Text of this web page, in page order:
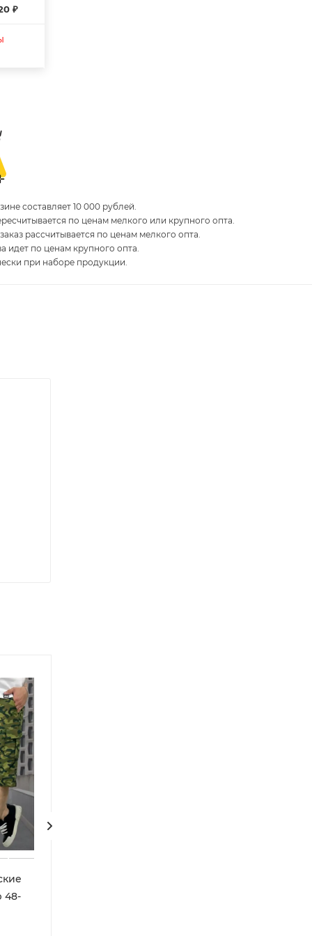
₽
составляет 10 000 рублей.
по ценам мелкого или крупного опта.
рассчитывается по ценам мелкого опта.
идет по ценам крупного опта.
при наборе продукции.
48-